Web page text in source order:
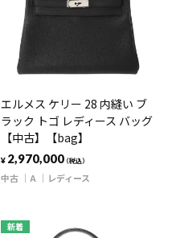
エルメス ケリー 28 内縫い ブ
ラック トゴ レディース バッグ
【中古】【bag】
¥ 2,970,000（税込）
中古 A レディース
新着